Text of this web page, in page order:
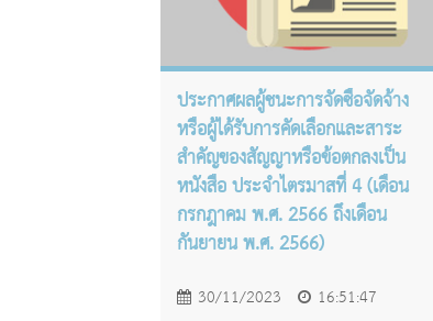
ประกาศผลผู้ชนะการจัดซื้อจัดจ้าง
หรือผู้ได้รับการคัดเลือกและสาระ
สำคัญของสัญญาหรือข้อตกลงเป็น
หนังสือ ประจำไตรมาสที่ 4 (เดือน
กรกฎาคม พ.ศ. 2566 ถึงเดือน
กันยายน พ.ศ. 2566)
30/11/2023 16:51:47